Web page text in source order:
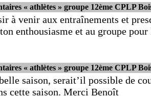
« athlètes » groupe 12ème CPLP
à venir aux entraînements et
enthousiasme et au groupe pour
« athlètes » groupe 12ème CPLP
saison, serait’il possible de
cette saison. Merci Benoît